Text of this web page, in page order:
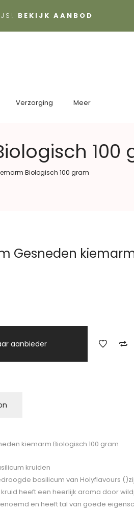
BEKIJK AANBOD
Verzorging Meer
100
Biologisch 100 gram
Gesneden
aanbieder
kiemarm Biologisch 100 gram
kruiden
basilicum van Holyflavours
heeft een heerlijk aroma door
en heeft tal van goede